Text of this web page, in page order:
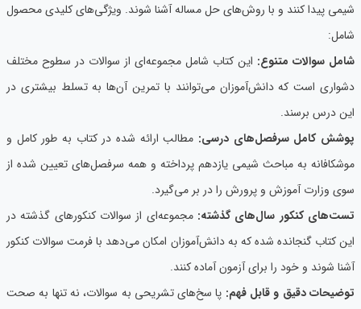
شیمی پیدا کنند و با روش‌های حل مساله آشنا شوند. ویژگی‌های کلیدی محصول
شامل:
شامل سوالات متنوع: این کتاب شامل مجموعه‌ای از سوالات در سطوح مختلف
دشواری است که دانش‌آموزان می‌توانند با تمرین آن‌ها به تسلط بیشتری در
این درس برسند.
پوشش کامل سرفصل‌های درسی: مطالب ارائه شده در کتاب به طور کامل و
موشکافانه به مباحث شیمی یازدهم پرداخته و همه سرفصل‌های تعیین شده از
سوی وزارت آموزش و پرورش را در بر می‌گیرد.
تست‌های کنکور سال‌های گذشته: مجموعه‌ای از سوالات کنکورهای گذشته در
این کتاب گنجانده شده که به دانش‌آموزان امکان می‌دهد با فرمت سوالات کنکور
آشنا شوند و خود را برای آزمون آماده کنند.
توضیحات دقیق و قابل فهم: پا سخ‌های تشریحی به سوالات، نه تنها به صحت